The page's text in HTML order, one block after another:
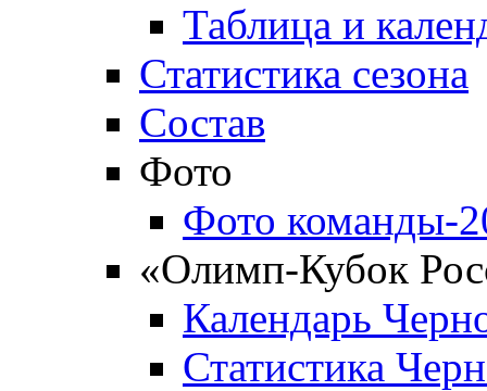
Таблица и
Статистика сезона
Состав
Фото
Фото команды-
«Олимп-Кубок
Календарь
Статистика